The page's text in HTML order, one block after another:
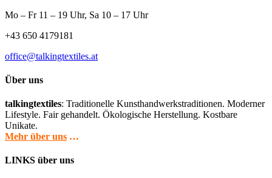
Mo – Fr 11 – 19 Uhr, Sa 10 – 17 Uhr
+43 650 4179181
office@talkingtextiles.at
Über uns
talkingtextiles: Traditionelle Kunsthandwerkstraditionen. Moderner
Lifestyle. Fair gehandelt. Ökologische Herstellung. Kostbare
Unikate.
Mehr über uns …
LINKS über uns